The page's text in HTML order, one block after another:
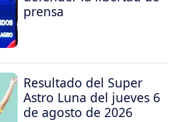
prensa
Resultado del Super
Astro Luna del jueves 6
de agosto de 2026